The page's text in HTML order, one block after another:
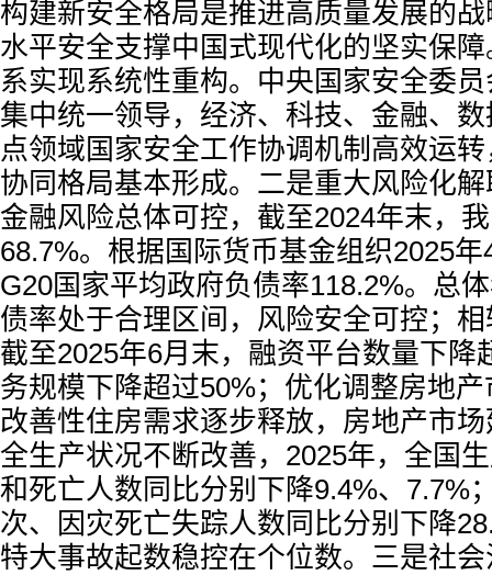
构建新安全格局是推进高质量发展的
水平安全支撑中国式现代化的坚实保
系实现系统性重构。中央国家安全委
集中统一领导，经济、科技、金融、
点领域国家安全工作协调机制高效运转
协同格局基本形成。二是重大风险化
金融风险总体可控，截至2024年末，
68.7%。根据国际货币基金组织2025
G20国家平均政府负债率118.2%。总
债率处于合理区间，风险安全可控；
截至2025年6月末，融资平台数量下降
务规模下降超过50%；优化调整房地
改善性住房需求逐步释放，房地产市
全生产状况不断改善，2025年，全国
和死亡人数同比分别下降9.4%、7.7%
次、因灾死亡失踪人数同比分别下降
特大事故起数稳控在个位数。三是社